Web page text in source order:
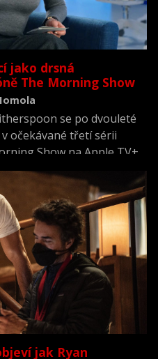
jako drsná
The Morning Show
se po dvouleté
očekávané třetí sérii
Show na Apple TV+.
jak Ryan